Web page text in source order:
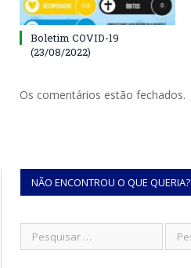
Boletim COVID-19
(23/08/2022)
Os comentários estão fechados.
NÃO ENCONTROU O QUE QUERIA?